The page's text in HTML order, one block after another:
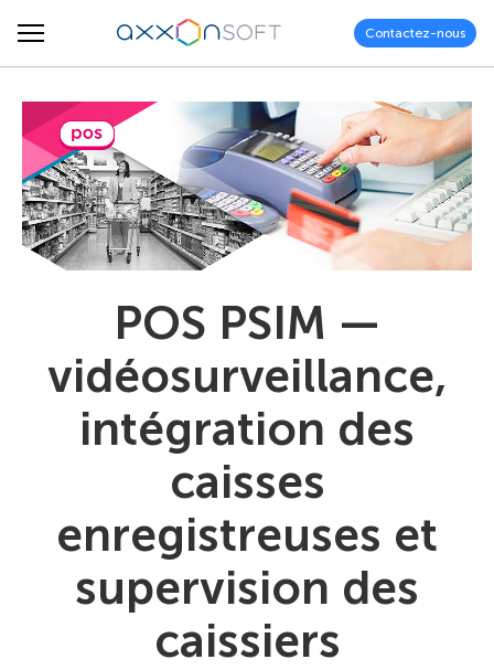
Contactez-nous
POS PSIM —
vidéosurveillance,
intégration des
caisses
enregistreuses et
supervision des
caissiers